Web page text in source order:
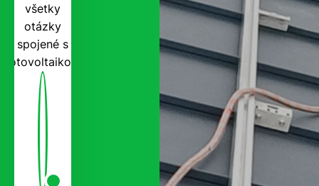
všetky
otázky
spojené s
fotovoltaikou.